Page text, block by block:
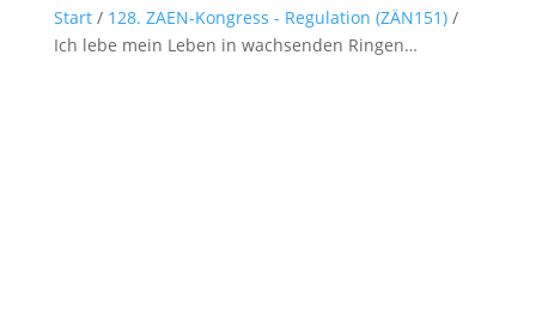
Start/ 128. ZAEN-Kongress - Regulation (ZÄN151)/
Ich lebe mein Leben in wachsenden Ringen…